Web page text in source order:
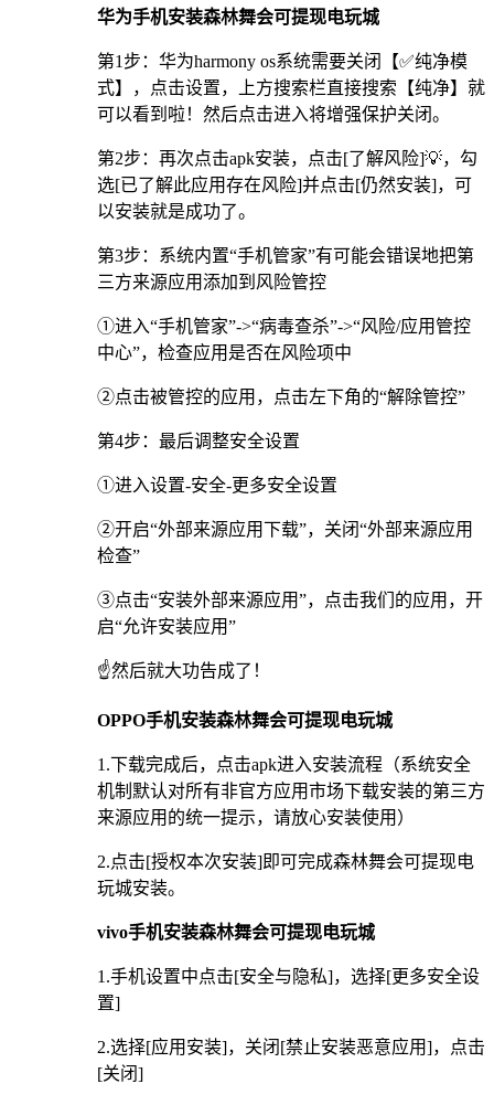
华为手机安装森林舞会可提现电玩城
第1步：华为harmony os系统需要关闭【✅纯净模
式】，点击设置，上方搜索栏直接搜索【纯净】就
可以看到啦！然后点击进入将增强保护关闭。
第2步：再次点击apk安装，点击[了解风险]💡，勾
选[已了解此应用存在风险]并点击[仍然安装]，可
以安装就是成功了。
第3步：系统内置“手机管家”有可能会错误地把第
三方来源应用添加到风险管控
①进入“手机管家”->“病毒查杀”->“风险/应用管控
中心”，检查应用是否在风险项中
②点击被管控的应用，点击左下角的“解除管控”
第4步：最后调整安全设置
①进入设置-安全-更多安全设置
②开启“外部来源应用下载”，关闭“外部来源应用
检查”
③点击“安装外部来源应用”，点击我们的应用，开
启“允许安装应用”
☝️然后就大功告成了！
OPPO手机安装森林舞会可提现电玩城
1.下载完成后，点击apk进入安装流程（系统安全
机制默认对所有非官方应用市场下载安装的第三方
来源应用的统一提示，请放心安装使用）
2.点击[授权本次安装]即可完成森林舞会可提现电
玩城安装。
vivo手机安装森林舞会可提现电玩城
1.手机设置中点击[安全与隐私]，选择[更多安全设
置]
2.选择[应用安装]，关闭[禁止安装恶意应用]，点击
[关闭]